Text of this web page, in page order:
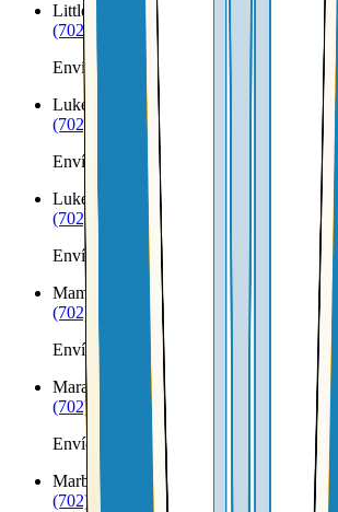
Littlefield
(702) 879-8299
Envíos a Nicaragua desde Littlefield
Luke AFB
AZ
(702) 879-8299
Envíos a Nicaragua desde Luke AFB
Lukeville
(702) 879-8299
Envíos a Nicaragua desde Lukeville
Mammoth
(702) 879-8299
Envíos a Nicaragua desde Mammoth
Marana
(702) 879-8299
Envíos a Nicaragua desde Marana
Marble Canyon AZ
(702) 879-8299